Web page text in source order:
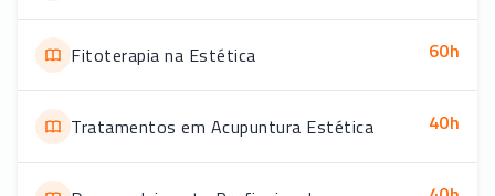
Fitoterapia na Estética 60h
Tratamentos em Acupuntura Estética 40h